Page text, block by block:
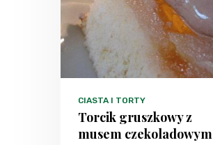
CIASTA I TORTY
Torcik gruszkowy z
musem czekoladowym